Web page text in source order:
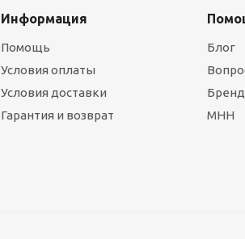
Информация
Помощь
Условия оплаты
Условия доставки
Гарантия и возврат
Блог
МНН